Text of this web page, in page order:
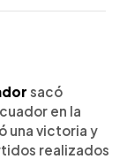
sacó
en la
una victoria y
realizados